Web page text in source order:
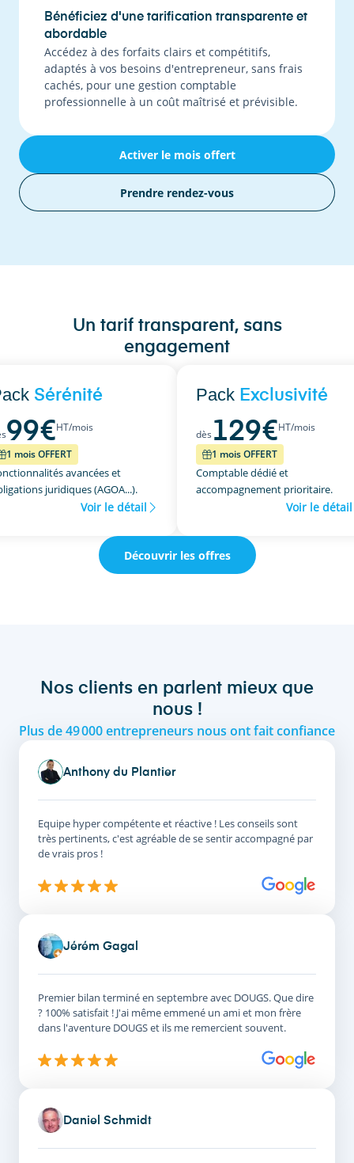
Bénéficiez d'une tarification transparente et
abordable
Accédez à des forfaits clairs et compétitifs,
adaptés à vos besoins d'entrepreneur, sans frais
cachés, pour une gestion comptable
professionnelle à un coût maîtrisé et prévisible.
Activer le mois offert
Prendre rendez-vous
Un tarif transparent, sans
engagement
Sérénité
99€HT/mois
1 mois OFFERT
avancées et
juridiques (AGOA...).
Voir le détail
Pack Exclusivité
dès 129€HT/mois
1 mois OFFERT
Comptable dédié et
accompagnement prioritaire.
Voir le détail
Découvrir les offres
Nos clients en parlent mieux que
nous !
Plus de 49 000 entrepreneurs nous ont fait confiance
Anthony du Plantier
Equipe hyper compétente et réactive ! Les conseils sont
très pertinents, c'est agréable de se sentir accompagné par
de vrais pros !
Jérém Gagal
Premier bilan terminé en septembre avec DOUGS. Que dire
? 100% satisfait ! J'ai même emmené un ami et mon frère
dans l'aventure DOUGS et ils me remercient souvent.
Daniel Schmidt